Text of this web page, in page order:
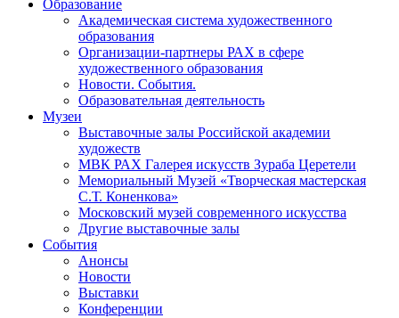
Образование
Академическая система художественного
образования
Организации-партнеры РАХ в сфере
художественного образования
Новости. События.
Образовательная деятельность
Музеи
Выставочные залы Российской академии
художеств
МВК РАХ Галерея искусств Зураба Церетели
Мемориальный Музей «Творческая мастерская
С.Т. Коненкова»
Московский музей современного искусства
Другие выставочные залы
События
Анонсы
Новости
Выставки
Конференции